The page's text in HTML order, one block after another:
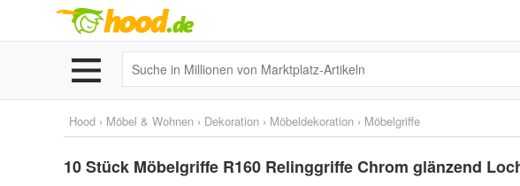
Hood › Möbel & Wohnen › Dekoration › Möbeldekoration › Möbelgriffe
10 Stück Möbelgriffe R160 Relinggriffe Chrom glänzend